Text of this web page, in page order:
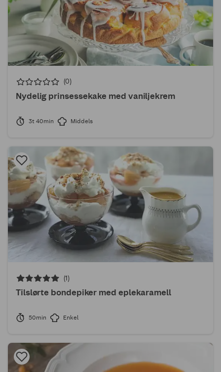
(0)
Nydelig prinsessekake med vaniljekrem
3t 40min Middels
(1)
Tilslørte bondepiker med eplekaramell
50min Enkel